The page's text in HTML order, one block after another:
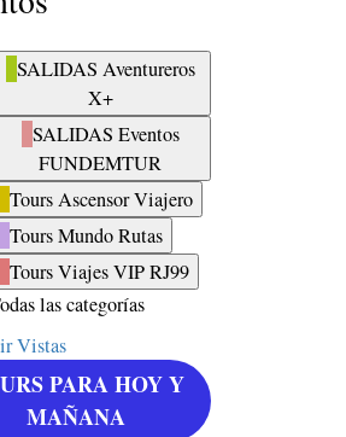
SALIDAS Aventureros
X+
SALIDAS Eventos
FUNDEMTUR
Tours Ascensor Viajero
Tours Mundo Rutas
Tours Viajes VIP RJ99
las categorías
Vistas
PARA HOY Y
MAÑANA